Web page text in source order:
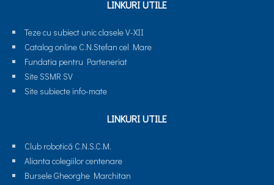
LINKURI UTILE
Teze cu subiect unic clasele V-XII
Catalog online C.N.Stefan cel Mare
Fundatia pentru Parteneriat
Site SSMR SV
Site subiecte info-mate
LINKURI UTILE
Club robotică C.N.S.C.M.
Alianta colegiilor centenare
Bursele Gheorghe Marchitan